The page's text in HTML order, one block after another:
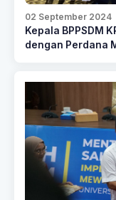
02 September 2024
Kepala BPPSDM
dengan Perdana